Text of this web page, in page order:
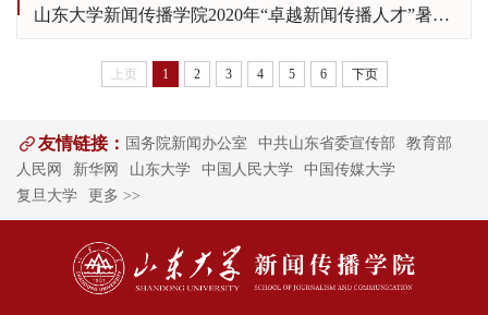
山东大学新闻传播学院2020年“卓越新闻传播人才”暑期夏令营招生公告
上页 1 2 3 4 5 6 下页
友情链接： 国务院新闻办公室 中共山东省委宣传部
教育部
人民网
新华网 山东大学 中国人民大学
中国传媒大学
复旦大学
更多 >>